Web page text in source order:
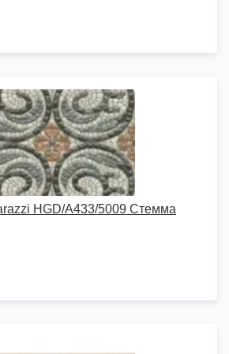
HGD/A433/5009 Стемма